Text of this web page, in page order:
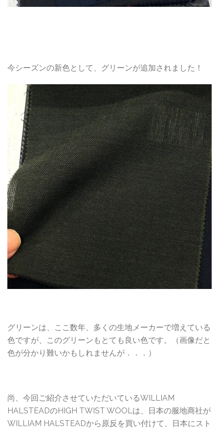
今シーズンの新色として、グリーンが追加されました！
グリーンは、ここ数年、多くの生地メーカーで増えている
色ですが、このグリーンもとても良い色です。（画像だと
色が分かり難いかもしれませんが．．．）
尚、今回ご紹介させていただいているWILLIAM
HALSTEADのHIGH TWIST WOOLは、日本の服地商社が
WILLIAM HALSTEADから原反を買い付けて、日本にスト